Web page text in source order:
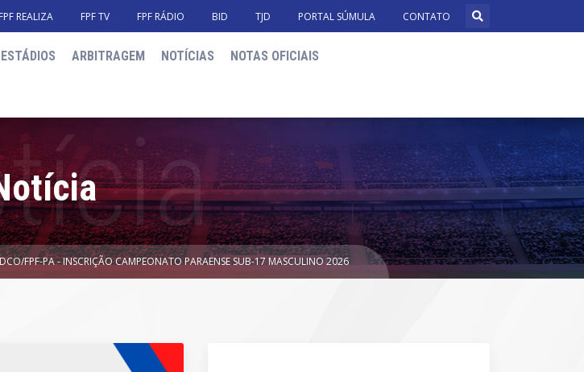
FPF REALIZA FPF TV FPF RÁDIO BID TJD PORTAL SÚMULA CONTATO
ESTÁDIOS ARBITRAGEM NOTÍCIAS NOTAS OFICIAIS
FPF-PA - INSCRIÇÃO CAMPEONATO PARAENSE SUB-17 MASCULINO 2026